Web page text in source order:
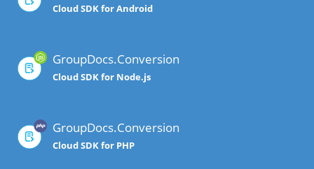
Cloud SDK for Android
GroupDocs.Conversion
Cloud SDK for Node.js
GroupDocs.Conversion
Cloud SDK for PHP